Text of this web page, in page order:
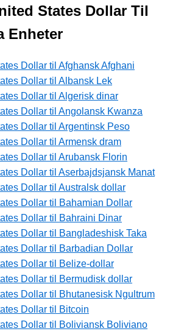
States Dollar Til
Enheter
Dollar til Afghansk Afghani
Dollar til Albansk Lek
Dollar til Algerisk dinar
Dollar til Angolansk Kwanza
Dollar til Argentinsk Peso
Dollar til Armensk dram
Dollar til Arubansk Florin
Dollar til Aserbajdsjansk Manat
Dollar til Australsk dollar
Dollar til Bahamian Dollar
Dollar til Bahraini Dinar
Dollar til Bangladeshisk Taka
Dollar til Barbadian Dollar
Dollar til Belize-dollar
Dollar til Bermudisk dollar
Dollar til Bhutanesisk Ngultrum
Dollar til Bitcoin
Dollar til Boliviansk Boliviano